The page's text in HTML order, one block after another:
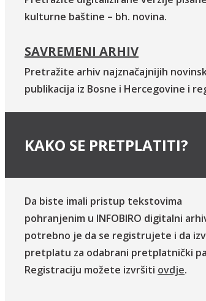
kulturne baštine – bh. novina.
SAVREMENI ARHIV
Pretražite arhiv najznačajnijih
publikacija iz Bosne i Hercegovine i
KAKO SE PRETPLATITI?
Da biste imali pristup tekstovima
pohranjenim u INFOBIRO digitalni
potrebno je da se registrujete i da
pretplatu za odabrani pretplatnički
Registraciju možete izvršiti ovdje.